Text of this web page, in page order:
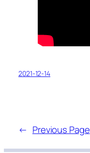
2021-12-14
← Previous Page